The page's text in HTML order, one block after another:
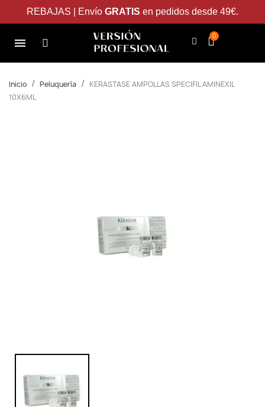
REBAJAS | Envío GRATIS en pedidos desde 49€.
Inicio Peluquería
KERASTASE AMPOLLAS SPECIFIL AMINEXIL
10X6ML